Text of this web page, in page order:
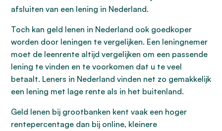
afsluiten van een lening in Nederland.
Toch kan geld lenen in Nederland ook goedkoper
worden door leningen te vergelijken. Een leningnemer
moet de leenrente altijd vergelijken om een passende
lening te vinden en te voorkomen dat u te veel
betaalt. Leners in Nederland vinden net zo gemakkelijk
een lening met lage rente als in het buitenland.
Geld lenen bij grootbanken kent vaak een hoger
rentepercentage dan bij online, kleinere